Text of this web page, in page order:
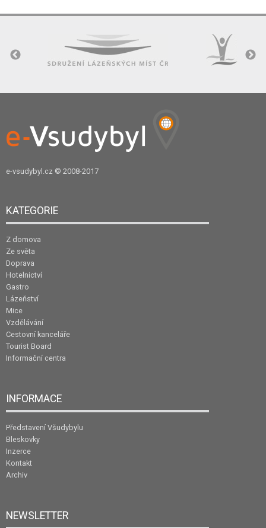
e-vsudybyl.cz © 2008-2017
KATEGORIE
Z domova
Ze světa
Doprava
Hotelnictví
Gastro
Lázeňství
Mice
Vzdělávání
Cestovní kanceláře
Tourist Board
Informační centra
INFORMACE
Představení Všudybylu
Bleskovky
Inzerce
Kontakt
Archiv
NEWSLETTER